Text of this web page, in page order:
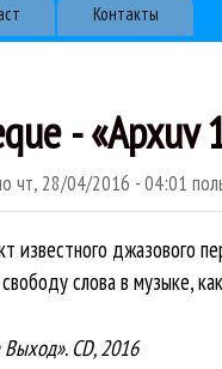
Контакты
- «Apxuv
чт, 28/04/2016 - 04:01
известного джазового
слова в музыке,
CD, 2016